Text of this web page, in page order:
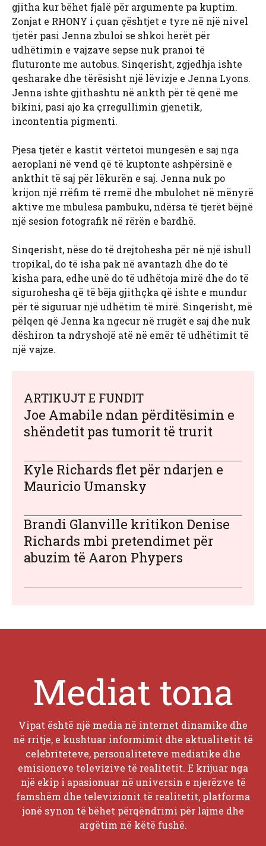
gjitha kur bëhet fjalë për argumente pa kuptim.
Zonjat e RHONY i çuan çështjet e tyre në një nivel
tjetër pasi Jenna zbuloi se shkoi herët për
udhëtimin e vajzave sepse nuk pranoi të
fluturonte me autobus. Sinqerisht, zgjedhja ishte
qesharake dhe tërësisht një lëvizje e Jenna Lyons.
Jenna ishte gjithashtu në ankth për të qenë me
bikini, pasi ajo ka çrregullimin gjenetik,
incontentia pigmenti.
Pjesa tjetër e kastit vërtetoi mungesën e saj nga
aeroplani në vend që të kuptonte ashpërsinë e
ankthit të saj për lëkurën e saj. Jenna nuk po
krijon një rrëfim të rremë dhe mbulohet në mënyrë
aktive me mbulesa pambuku, ndërsa të tjerët bëjnë
një sesion fotografik në rërën e bardhë.
Sinqerisht, nëse do të drejtohesha për në një ishull
tropikal, do të isha pak në avantazh dhe do të
kisha para, edhe unë do të udhëtoja mirë dhe do të
sigurohesha që të bëja gjithçka që ishte e mundur
për të siguruar një udhëtim të mirë. Sinqerisht, më
pëlqen që Jenna ka ngecur në rrugët e saj dhe nuk
dëshiron ta ndryshojë atë në emër të udhëtimit të
një vajze.
ARTIKUJT E FUNDIT
Joe Amabile ndan përditësimin e
shëndetit pas tumorit të trurit
Kyle Richards flet për ndarjen e
Mauricio Umansky
Brandi Glanville kritikon Denise
Richards mbi pretendimet për
abuzim të Aaron Phypers
Mediat tona
Vipat është një media në internet dinamike dhe
në rritje, e kushtuar informimit dhe aktualitetit të
celebriteteve, personaliteteve mediatike dhe
emisioneve televizive të realitetit. E krijuar nga
një ekip i apasionuar në universin e njerëzve të
famshëm dhe televizionit të realitetit, platforma
jonë synon të bëhet përqëndrimi për lajme dhe
argëtim në këtë fushë.